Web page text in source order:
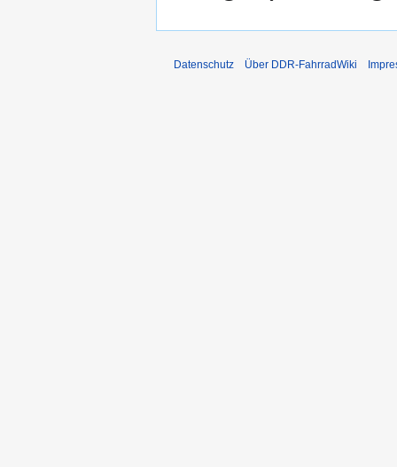
Datenschutz Über DDR-FahrradWiki